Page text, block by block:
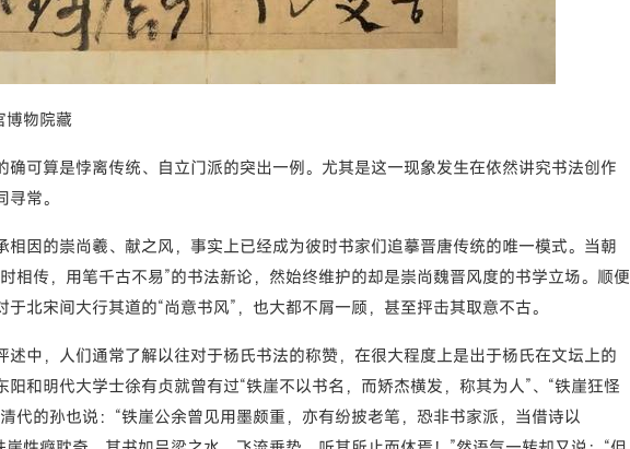
博物院藏
确可算是悖离传统、自立门派的突出一例。尤其是这一现象发生在依然讲究书法创作
常。
相因的崇尚羲、献之风，事实上已经成为彼时书家们追摹晋唐传统的唯一模式。当朝
相传，用笔千古不易”的书法新论，然始终维护的却是崇尚魏晋风度的书学立场。顺便
北宋间大行其道的“尚意书风”，也大都不屑一顾，甚至抨击其取意不古。
述中，人们通常了解以往对于杨氏书法的称赞，在很大程度上是出于杨氏在文坛上的
和明代大学士徐有贞就曾有过“铁崖不以书名，而矫杰横发，称其为人”、“铁崖狂怪
代的孙也说：“铁崖公余曾见用墨颇重，亦有纷披老笔，恐非书家派，当借诗以